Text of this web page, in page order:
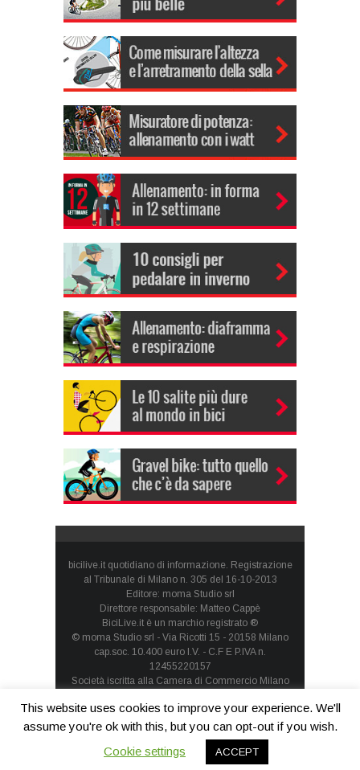
bicilive.it quotidiano di informazione. Registrazione
al Tribunale di Milano n. 305 del 16-10-2013
Editore: moma Studio srl
Direttore responsabile: Matteo Cappè
BiciLive.it è un marchio registrato ®
© moma Studio srl - Via Ricotti 15 - 20158 Milano
cap.soc. 10.400 euro I.V. - C.F E P.IVA n.
12455220157
Società iscritta alla Camera di Commercio Milano
socio unico
Privacy Policy-Cookie Policy
Contatti
This website uses cookies to improve your experience. We'll
assume you're ok with this, but you can opt-out if you wish.
Cookie settings
ACCEPT